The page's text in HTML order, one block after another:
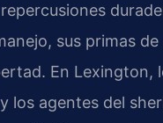
sus primas de
En Lexington,
los agentes del